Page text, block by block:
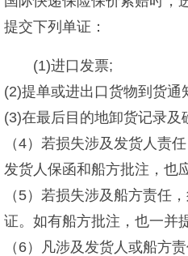
提交下列单证：
(1)进口发票;
(2)提单或进出口货物到货通
(3)在最后目的地卸货记录及
（4）若损失涉及发货人责
发货人保函和船方批注，也
（5）若损失涉及船方责任
证。如有船方批注，也一并
（6）凡涉及发货人或船方